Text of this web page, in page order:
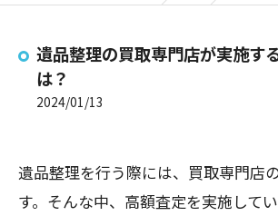
遺品整理の買取専門店が実施す
は？
2024/01/13
遺品整理を行う際には、買取専門店
す。そんな中、高額査定を実施して